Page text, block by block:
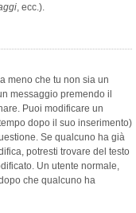
, ecc.).
meno che tu non sia un
messaggio premendo il
Puoi modificare un
dopo il suo inserimento)
Se qualcuno ha già
potresti trovare del testo
Un utente normale,
che qualcuno ha